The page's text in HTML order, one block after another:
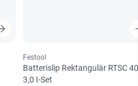
Festool
Batterislip Rektangulär RTSC
3,0 I-Set